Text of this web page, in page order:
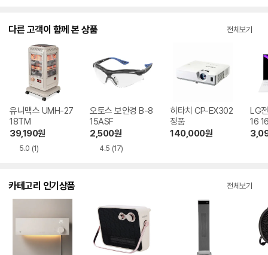
다른 고객이 함께 본 상품 전체보기
유니맥스 UMH-27
18TM
39,190원
5.0 (1)
오토스 보안경 B-8
15ASF
2,500원
4.5 (17)
히타치 CP-EX302
정품
140,000원
LG
16
L
카테고리 인기상품 전체보기